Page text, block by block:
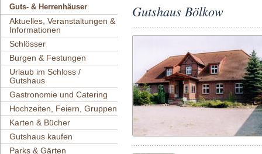
Guts- & Herrenhäuser
Aktuelles, Veranstaltungen &
Informationen
Schlösser
Burgen & Festungen
Urlaub im Schloss /
Gutshaus
Gastronomie und Catering
Hochzeiten, Feiern, Gruppen
Karten & Bücher
Gutshaus kaufen
Parks & Gärten
Gutshaus Bölkow